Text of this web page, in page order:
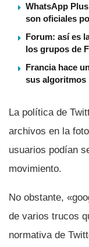
WhatsApp
son oficiales
Forum: así es
los grupos de
Francia hace
sus algoritmos
La polí­tica de
archivos en la
usuarios podí­an
movimiento.
No obstante,
de varios trucos
normativa de